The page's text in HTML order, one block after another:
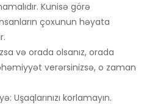
Kunisə görə
çoxunun həyata
və orada olsanız, orada
verərsinizsə, o zaman
Uşaqlarınızı korlamayın.